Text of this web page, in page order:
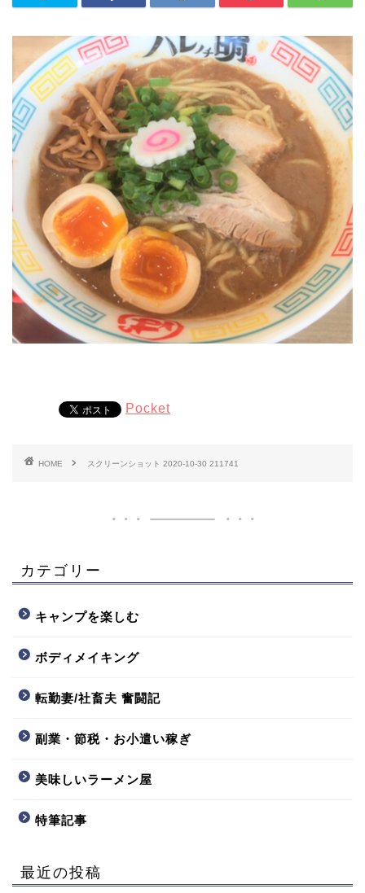
Pocket
HOME スクリーンショット 2020-10-30 211741
カテゴリー
キャンプを楽しむ
ボディメイキング
転勤妻/社畜夫 奮闘記
副業・節税・お小遣い稼ぎ
美味しいラーメン屋
特筆記事
最近の投稿